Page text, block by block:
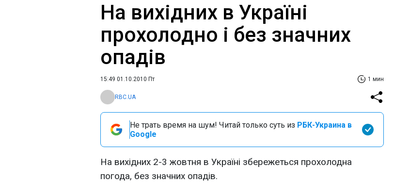
На вихідних в Україні
прохолодно і без значних
опадів
15:49 01.10.2010 Пт 1 мин
RBC.UA
Не трать время на шум! Читай только суть из РБК-Украина в
Google
На вихідних 2-3 жовтня в Україні збережеться прохолодна
погода, без значних опадів.